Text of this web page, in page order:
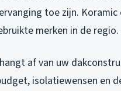
toe zijn. Koramic
merken in de regio.
af van uw
isolatiewensen en